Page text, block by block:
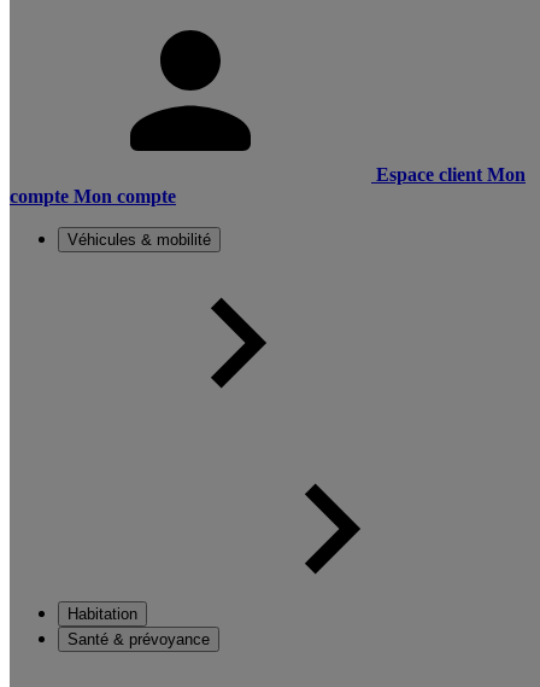
Espace client Mon
compte Mon compte
Véhicules & mobilité
Habitation
Santé & prévoyance